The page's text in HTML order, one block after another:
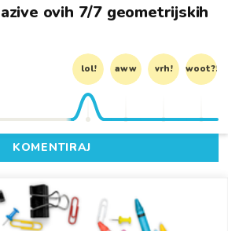
ovih 7/7 geometrijskih
lol! aww vrh! woot?!
KOMENTIRAJ